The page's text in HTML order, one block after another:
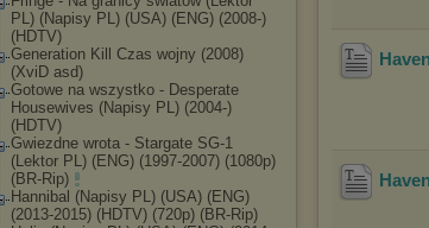
PL) (Napisy PL) (USA) (ENG) (2008-)
(HDTV)
Generation Kill Czas wojny (2008)
(XviD asd)
Gotowe na wszystko - Desperate
Housewives (Napisy PL) (2004-)
(HDTV)
Gwiezdne wrota - Stargate SG-1
(Lektor PL) (ENG) (1997-2007) (1080p)
(BR-Rip)
Hannibal (Napisy PL) (USA) (ENG)
(2013-2015) (HDTV) (720p) (BR-Rip)